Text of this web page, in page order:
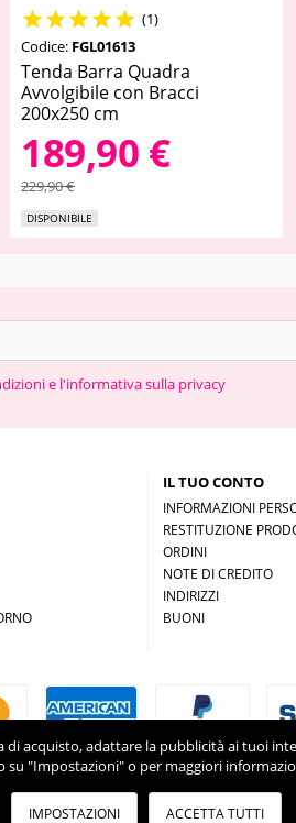
acquisto, adattare la pubblicità ai tuoi
su "Impostazioni" o per maggiori
IMPOSTAZIONI ACCETTA TUTTI
 (1)
Codice: FGL01613
Tenda Barra Quadra
Avvolgibile con Bracci
200x250 cm
189,90 €
229,90 €
DISPONIBILE
e l'informativa sulla privacy
IL TUO CONTO
INFORMAZIONI
RESTITUZIONE
ORDINI
NOTE DI CREDITO
INDIRIZZI
BUONI